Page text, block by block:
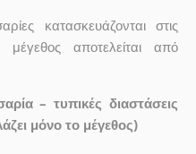
κατασκευάζονται στις
αποτελείται από
– τυπικές διαστάσεις
μόνο το μέγεθος)